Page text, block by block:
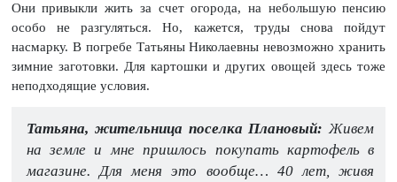
Они привыкли жить за счет огорода, на небольшую пенсию
особо не разгуляться. Но, кажется, труды снова пойдут
насмарку. В погребе Татьяны Николаевны невозможно хранить
зимние заготовки. Для картошки и других овощей здесь тоже
неподходящие условия.
Татьяна, жительница поселка Плановый: Живем
на земле и мне пришлось покупать картофель в
магазине. Для меня это вообще… 40 лет, живя